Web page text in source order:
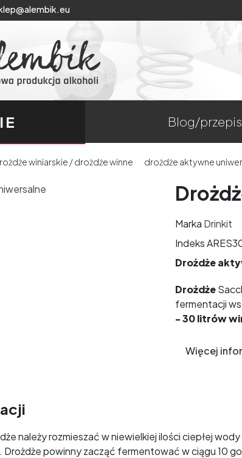
blog/
winiarskie / drożdże winne drożdże aktywne
Marka Drinkit
Indeks
Drożdże
Drożdże
fermentacji
- 30 litrów
Więcej
należy rozmieszać w niewielkiej ilości ciepłej
Drożdże powinny zacząć fermentować w ciągu 10